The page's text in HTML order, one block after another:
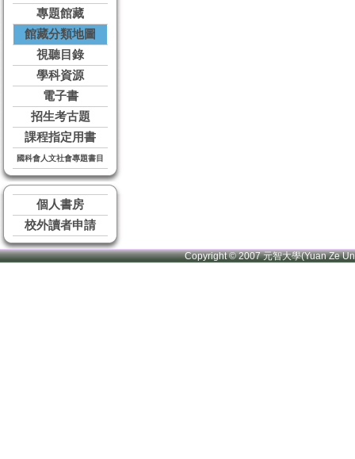
專題館藏
館藏分類地圖
視聽目錄
學科資源
電子書
招生考古題
課程指定用書
國科會人文社會專題書目
個人書房
校外讀者申請
Copyright © 2007 元智大學(Yuan Ze